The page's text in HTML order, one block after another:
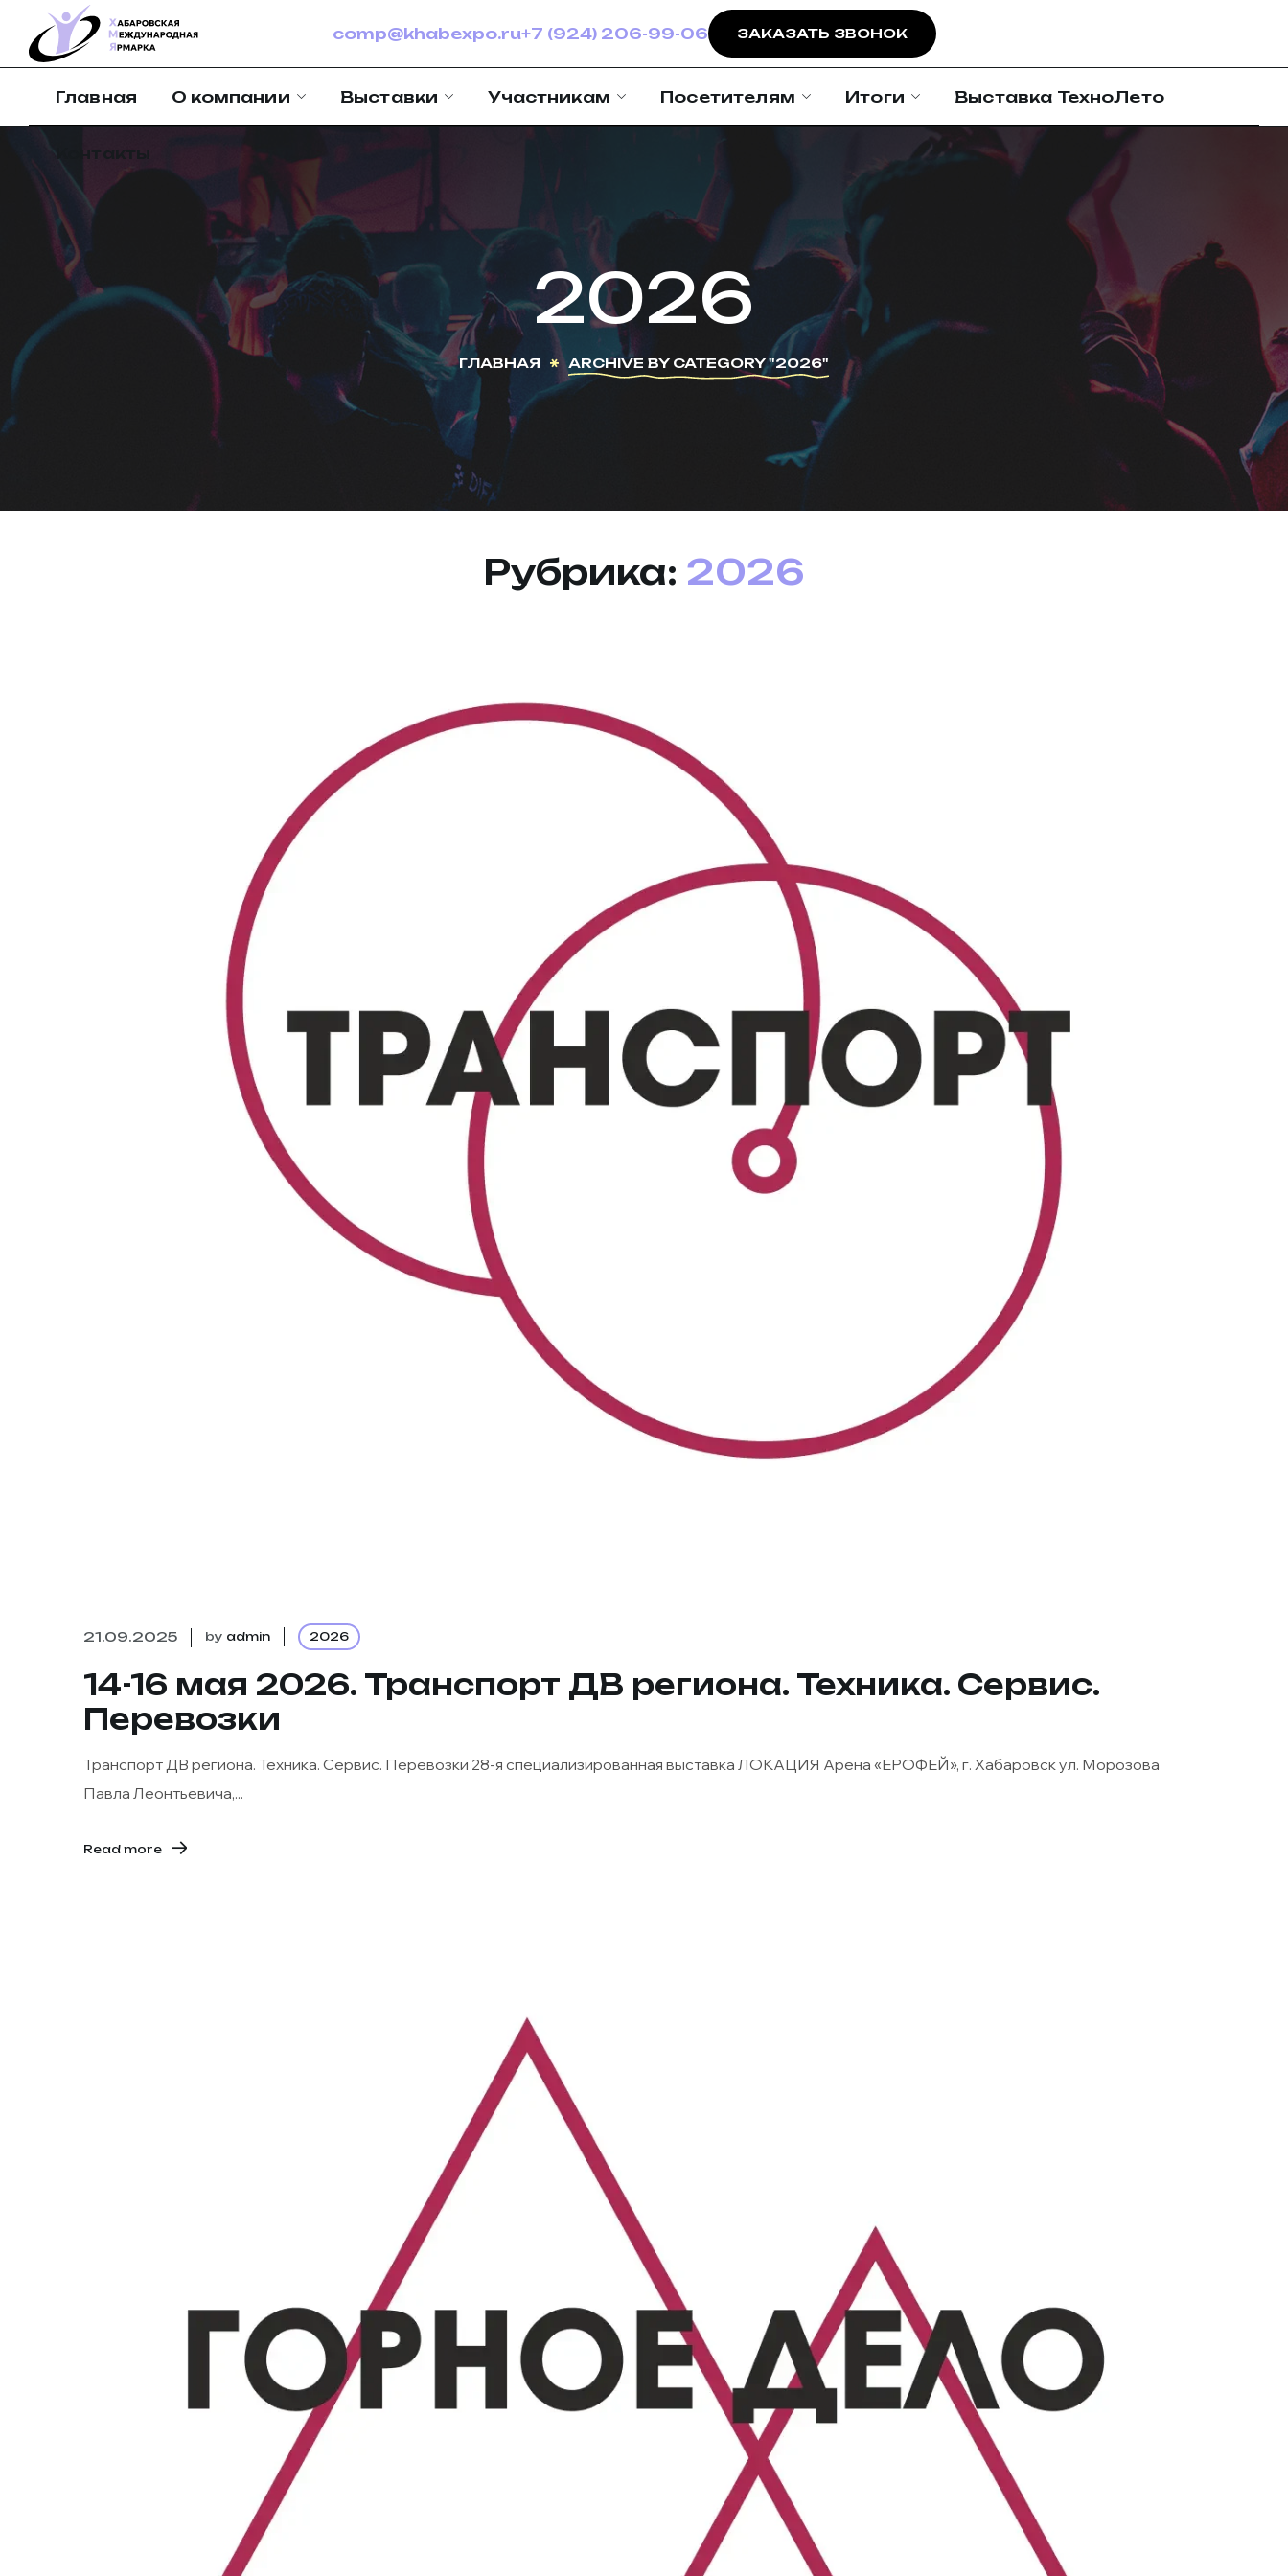
comp@khabexpo.ru+7 (924) 206-99-06 ЗАКАЗАТЬ ЗВОНОК
Главная О компании Выставки Участникам Посетителям Итоги Выставка ТехноЛето
Контакты
2026
ГЛАВНАЯ ARCHIVE BY CATEGORY "2026"
Рубрика: 2026
21.09.2025 by admin 2026
14-16 мая 2026. Транспорт ДВ региона. Техника. Сервис.
Перевозки
Транспорт ДВ региона. Техника. Сервис. Перевозки 28-я специализированная выставка ЛОКАЦИЯ Арена «ЕРОФЕЙ», г. Хабаровск ул. Морозова
Павла Леонтьевича,...
Read more